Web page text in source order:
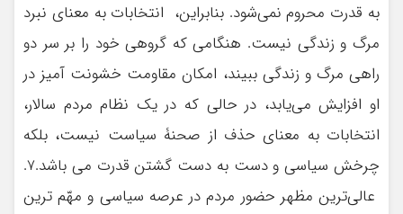
به قدرت محروم نمی‌شود. بنابراين، انتخابات به معنای نبرد
مرگ و زندگی نيست. هنگامی كه گروهی خود را بر سر دو
راهی مرگ و زندگی ببيند، امكان مقاومت خشونت‌ آميز در
او افزايش می‌يابد، در حالی كه در يك نظام مردم سالار،
انتخابات به معنای حذف از صحنۀ سياست نيست، بلكه
چرخش سیاسی و دست به دست گشتن قدرت می باشد.7.
عالی‌ترين مظهر حضور مردم در عرصه سياسی و مهّم ترين